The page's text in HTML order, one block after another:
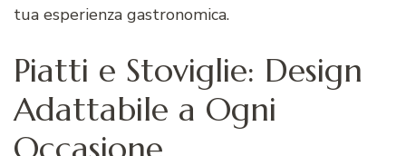
tua esperienza gastronomica.
Piatti e Stoviglie: Design
Adattabile a Ogni